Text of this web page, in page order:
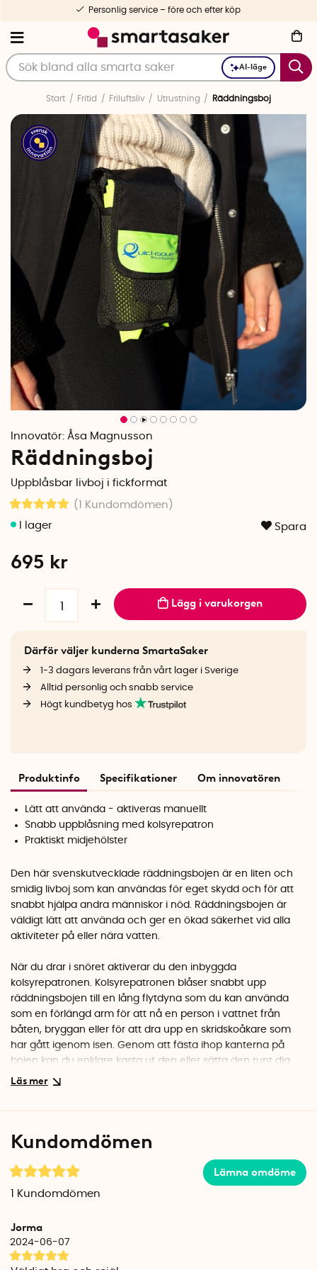
AI-läge
Personlig service – före och efter köp
Start Fritid Friluftsliv Utrustning Räddningsboj
Innovatör: Åsa Magnusson
Räddningsboj
Uppblåsbar livboj i fickformat
(1 Kundomdömen )
Spara
695 kr
Lägg i varukorgen
Därför väljer kunderna SmartaSaker
1-3 dagars leverans från vårt lager i Sverige
Alltid personlig och snabb service
Högt kundbetyg hos
Produktinfo Specifikationer Om innovatören
Lätt att använda - aktiveras manuellt
Snabb uppblåsning med kolsyrepatron
Praktiskt midjehölster
Den här svenskutvecklade räddningsbojen är en liten och
smidig livboj som kan användas för eget skydd och för att
snabbt hjälpa andra människor i nöd. Räddningsbojen är
väldigt lätt att använda och ger en ökad säkerhet vid alla
aktiviteter på eller nära vatten.
När du drar i snöret aktiverar du den inbyggda
kolsyrepatronen. Kolsyrepatronen blåser snabbt upp
räddningsbojen till en lång flytdyna som du kan använda
som en förlängd arm för att nå en person i vattnet från
båten, bryggan eller för att dra upp en skridskoåkare som
har gått igenom isen. Genom att fästa ihop kanterna på
bojen kan du enklare kasta ut den eller sätta den runt dig
själv.
Midjehölstret är designat så att du fortfarande kan utlösa
en visselpipa som kan användas för att signalera om du
ur luften och sätta i en ny kolsyrepatron. Du tömmer ut
luften genom att öppna ventilen och rulla ihop tuben. Även
om livbojen inte använts bör kolsyrepatronen bytas efter ett
Kundomdömen
Lämna omdöme
Kundomdömen
Jorma
2024-06-07